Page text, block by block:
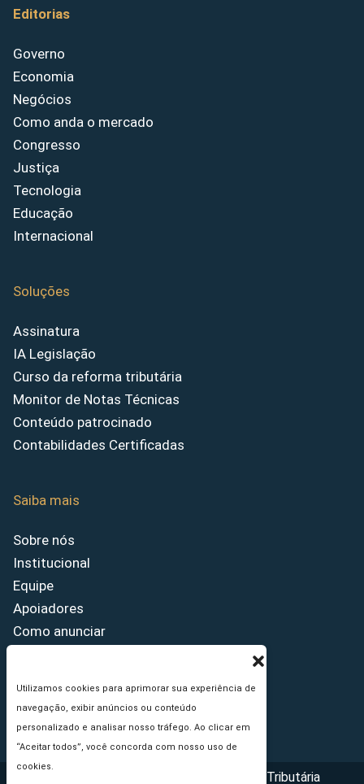
Utilizamos cookies para aprimorar sua experiência de
navegação, exibir anúncios ou conteúdo
personalizado e analisar nosso tráfego. Ao clicar em
“Aceitar todos”, você concorda com nosso uso de
cookies.
Editorias
Governo
Economia
Negócios
Como anda o mercado
Congresso
Justiça
Tecnologia
Educação
Internacional
Soluções
Assinatura
IA Legislação
Curso da reforma tributária
Monitor de Notas Técnicas
Conteúdo patrocinado
Contabilidades Certificadas
Saiba mais
Sobre nós
Institucional
Equipe
Apoiadores
Como anunciar
Princípios Editoriais
Copyright © 2026 - Portal da Reforma Tributária